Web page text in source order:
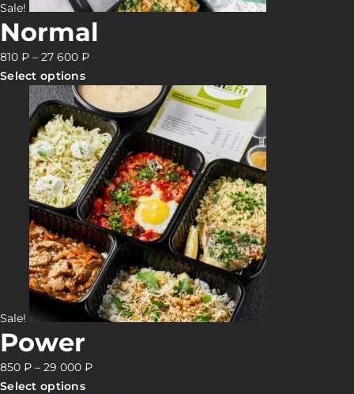
Sale!
Normal
810 ₽ – 27 600 ₽
Select options
Sale!
Power
850 ₽ – 29 000 ₽
Select options